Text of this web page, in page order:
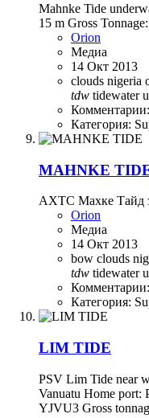
Mahnke Tide
15 m Gross
Orion
Медиа
14 Окт 2013
clouds nigeria
tdw tidewater
Категория:
MAHNKE
АХТС Махке Тайд
Orion
Медиа
14 Окт 2013
bow clouds
tdw tidewater
Категория:
LIM TIDE
PSV Lim Tide near
Vanuatu Home port:
YJVU3 Gross